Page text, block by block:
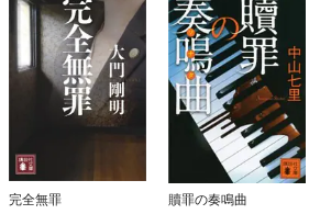
完全無罪 贖罪の奏鳴曲